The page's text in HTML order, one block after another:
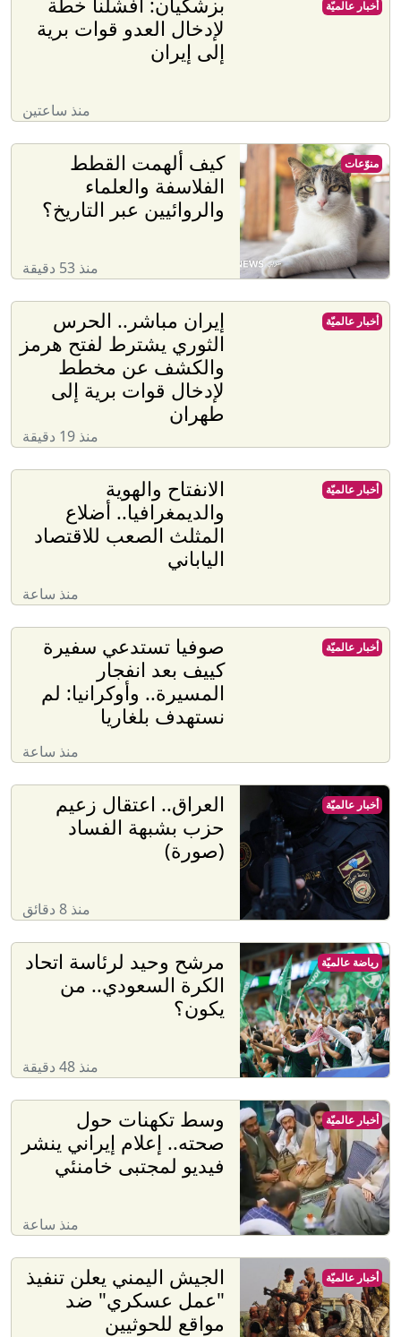
لإدخال العدو قوات برية
إلى إيران
منذ ساعتين
أخبار عالميّة
كيف ألهمت القطط
الفلاسفة والعلماء
والروائيين عبر التاريخ؟
منذ 53 دقيقة
منوّعات
إيران مباشر.. الحرس
الثوري يشترط لفتح هرمز
والكشف عن مخطط
لإدخال قوات برية إلى
طهران
منذ 19 دقيقة
أخبار عالميّة
الانفتاح والهوية
والديمغرافيا.. أضلاع
المثلث الصعب للاقتصاد
الياباني
منذ ساعة
أخبار عالميّة
صوفيا تستدعي سفيرة
كييف بعد انفجار
المسيرة.. وأوكرانيا: لم
نستهدف بلغاريا
منذ ساعة
أخبار عالميّة
العراق.. اعتقال زعيم
حزب بشبهة الفساد
(صورة)
منذ 8 دقائق
أخبار عالميّة
مرشح وحيد لرئاسة اتحاد
الكرة السعودي.. من
يكون؟
منذ 48 دقيقة
رياضة عالميّة
وسط تكهنات حول
صحته.. إعلام إيراني ينشر
فيديو لمجتبى خامنئي
منذ ساعة
أخبار عالميّة
الجيش اليمني يعلن تنفيذ
"عمل عسكري" ضد
مواقع للحوثيين
أخبار عالميّة